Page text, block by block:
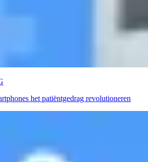
het patiëntgedrag revolutioneren